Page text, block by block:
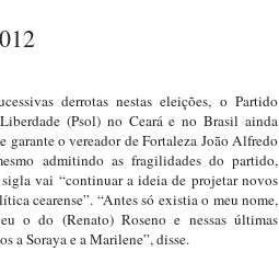
derrotas nestas eleições, o Partido
(Psol) no Ceará e no Brasil ainda
garante o vereador de Fortaleza João Alfredo
admitindo as fragilidades do partido,
vai “continuar a ideia de projetar novos
cearense”. “Antes só existia o meu nome,
o do (Renato) Roseno e nessas últimas
a Soraya e a Marilene”, disse.